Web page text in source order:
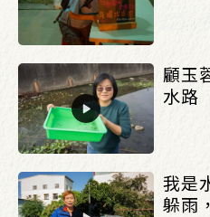
顧玉
水路
我是
躲雨